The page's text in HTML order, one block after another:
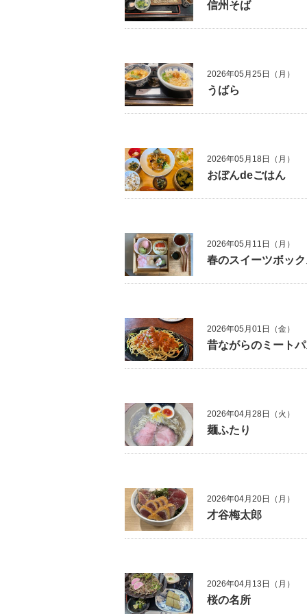
信州そば
2026年05月25日（月）
うばら
2026年05月18日（月）
おぼんdeごはん
2026年05月11日（月）
春のスイーツボッ
2026年05月01日（金）
昔ながらのミート
2026年04月28日（火）
麺ふたり
2026年04月20日（月）
才谷梅太郎
2026年04月13日（月）
桜の名所